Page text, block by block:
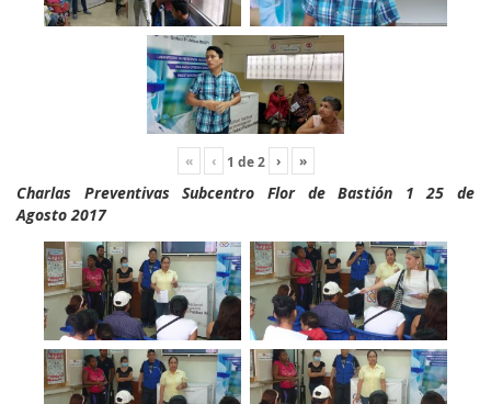
« ‹ 1 de2 › »
Charlas Preventivas Subcentro Flor de Bastión 1 25 de
Agosto 2017